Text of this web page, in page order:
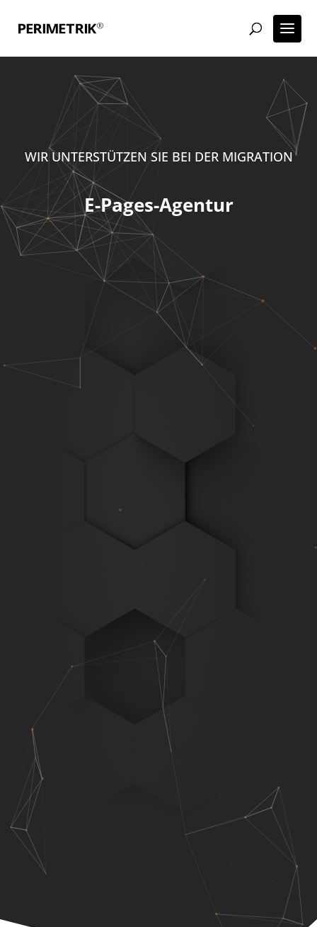
WIR UNTERSTÜTZEN SIE BEI DER MIGRATION
E-Pages-Agentur